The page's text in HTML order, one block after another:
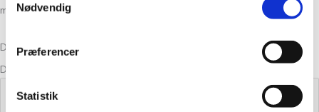
Nødvendig
Præferencer
Statistik
med*
Din bedømmelse
Din anmeldelse